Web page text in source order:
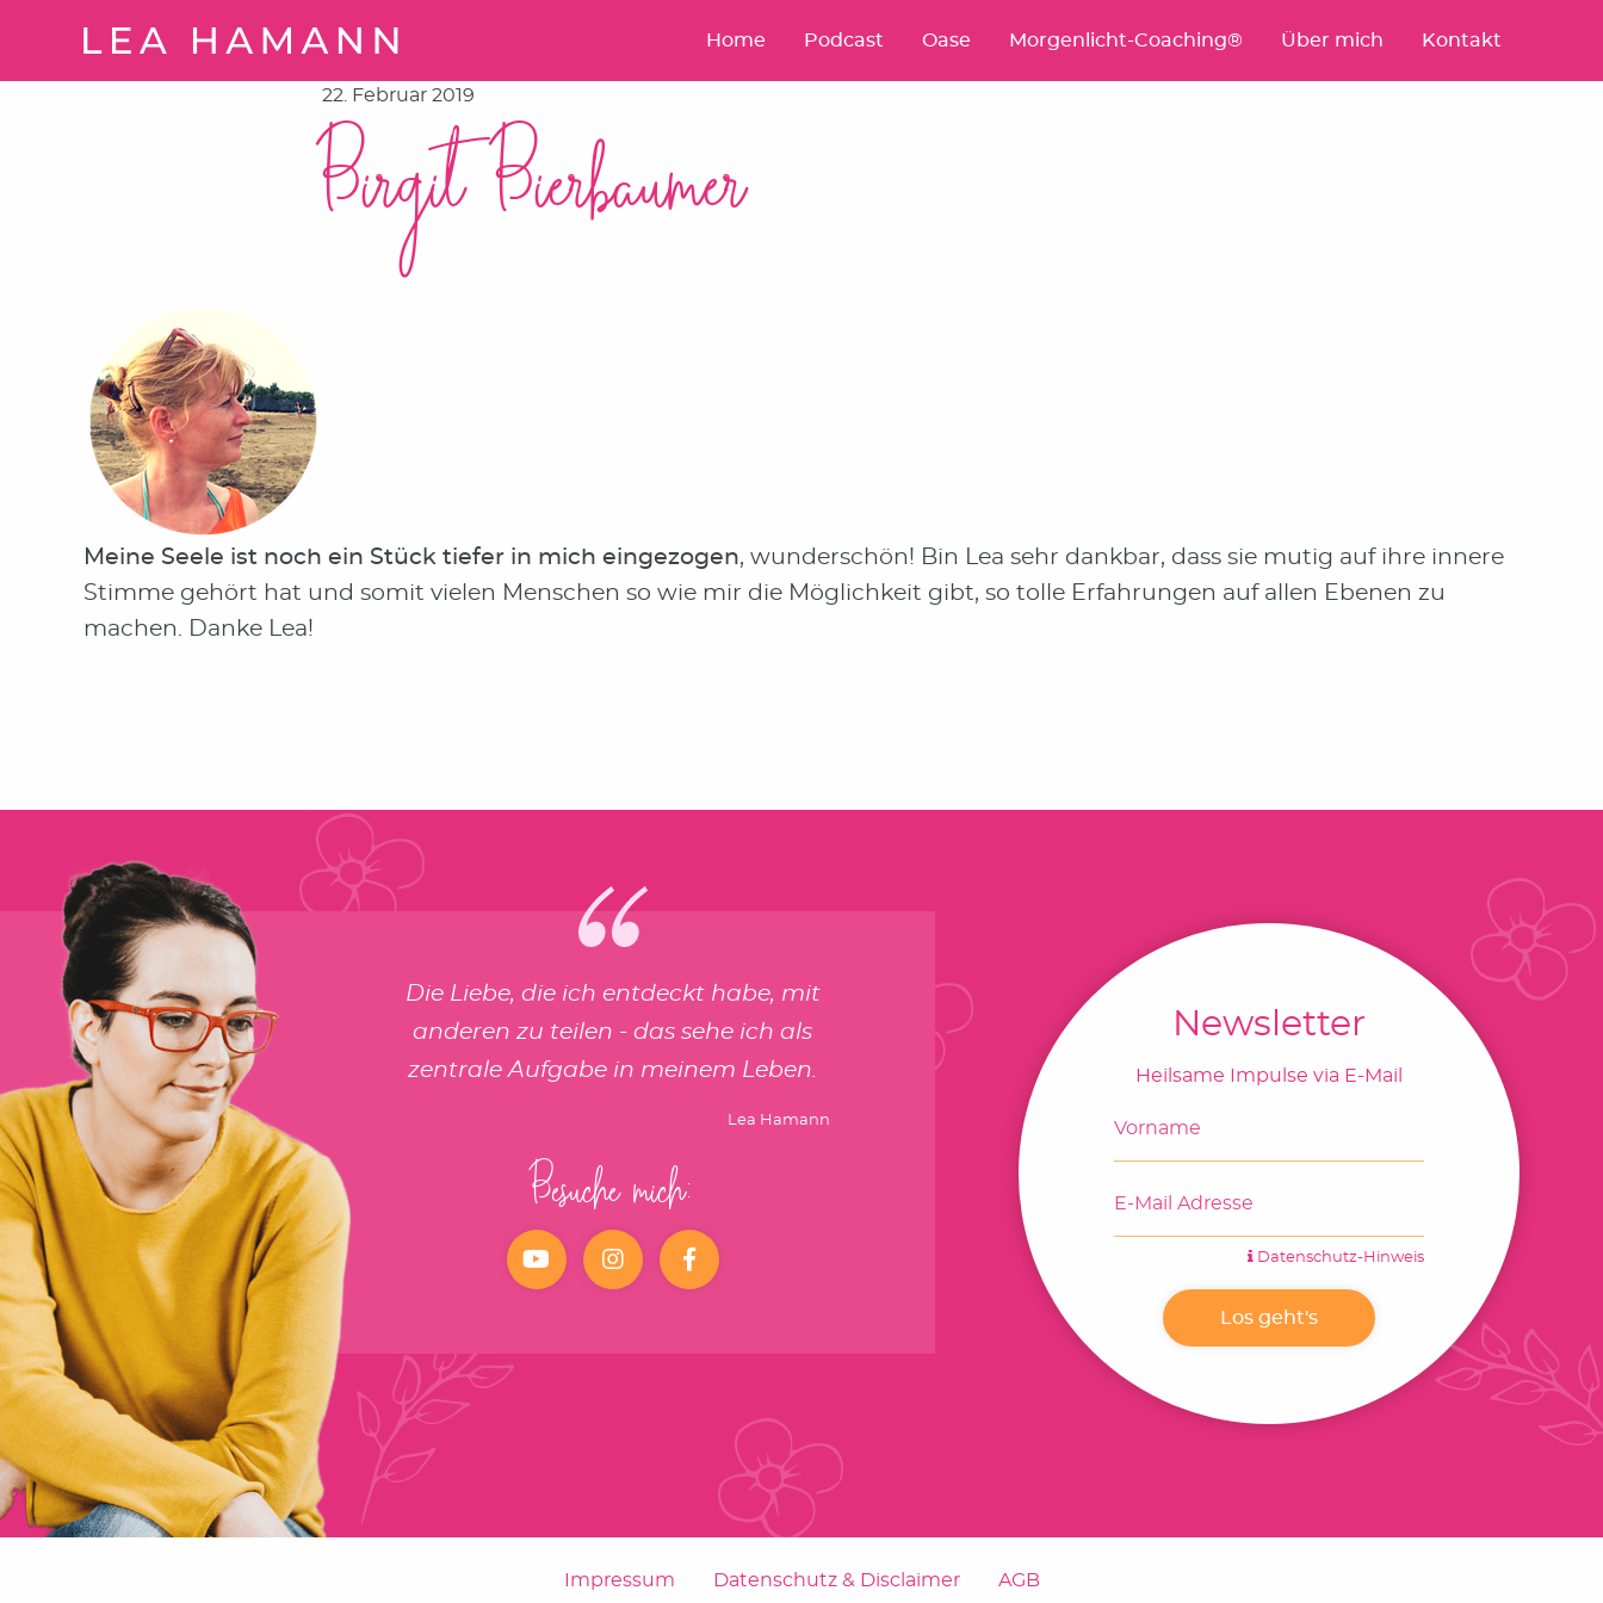
Home
Podcast Oase Morgenlicht-Coaching® Über mich Kontakt
22. Februar 2019
Birgit Bierbaumer
Meine Seele ist noch ein Stück tiefer in mich eingezogen, wunderschön! Bin Lea sehr dankbar, dass sie mutig auf ihre innere
Stimme gehört hat und somit vielen Menschen so wie mir die Möglichkeit gibt, so tolle Erfahrungen auf allen Ebenen zu
machen. Danke Lea!
Die Liebe, die ich entdeckt habe, mit
anderen zu teilen - das sehe ich als
zentrale Aufgabe in meinem Leben.
Lea Hamann
Besuche mich:
YouTube Instagramfacebook
Newsletter
Heilsame Impulse via E-Mail
Datenschutz-Hinweis
Impressum Datenschutz & Disclaimer AGB